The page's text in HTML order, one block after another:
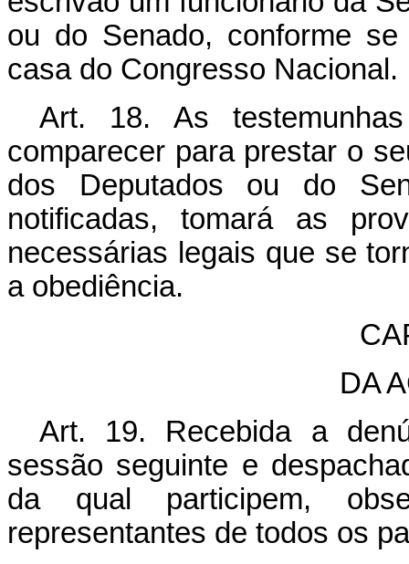
ou do Senado, conforme
casa do Congresso Nacional.
Art. 18. As
comparecer para prestar o
dos Deputados ou do
notificadas, tomará as
necessárias legais que se
a obediência.
DA
Art. 19. Recebida a
sessão seguinte e
da qual participem,
representantes de todos os